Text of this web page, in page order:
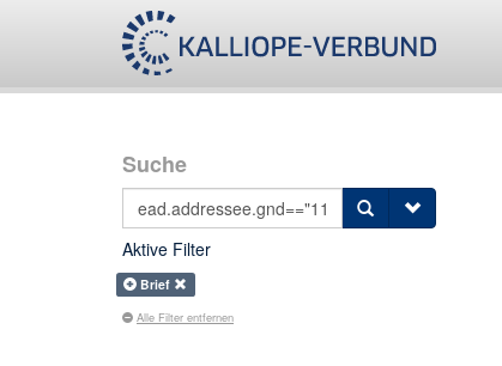
Suche
Aktive Filter
Brief
Alle Filter entfernen